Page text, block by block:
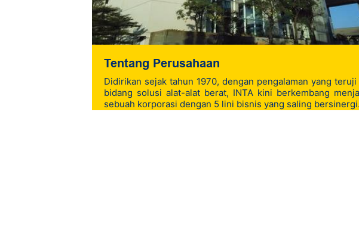
Tentang Perusahaan
Didirikan sejak tahun 1970, dengan pengalaman yang teruji
bidang solusi alat-alat berat, INTA kini berkembang
sebuah korporasi dengan 5 lini bisnis yang saling bersinergi.